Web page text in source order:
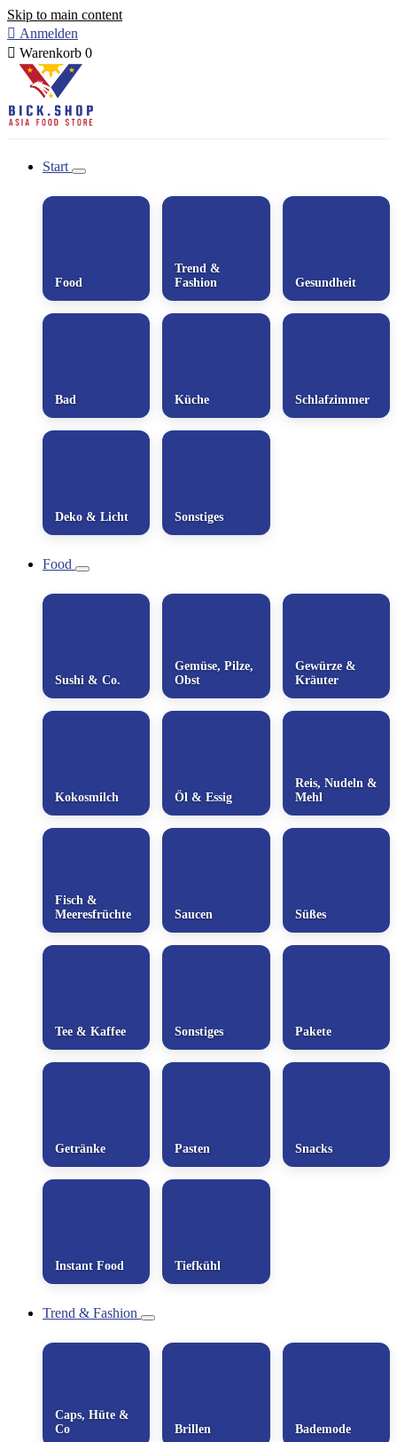
Skip to main content
 Anmelden
 Warenkorb 0
Start
Food
Trend &
Fashion
Gesundheit
Bad Küche Schlafzimmer
Deko & Licht Sonstiges
Food
Sushi & Co.
Gemüse, Pilze,
Obst
Gewürze &
Kräuter
Kokosmilch Öl & Essig
Reis, Nudeln &
Mehl
Fisch &
Meeresfrüchte
Saucen Süßes
Tee & Kaffee Sonstiges Pakete
Getränke Pasten Snacks
Instant Food Tiefkühl
Trend & Fashion
Caps, Hüte &
Co
Brillen Bademode